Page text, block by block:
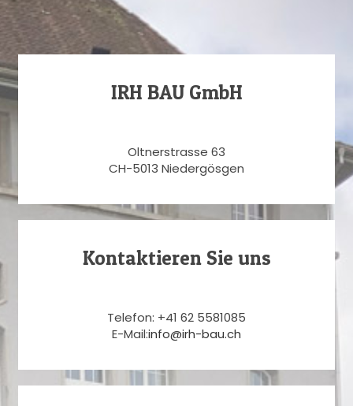
IRH BAU GmbH
Oltnerstrasse 63
CH-5013 Niedergösgen
Kontaktieren Sie uns
Telefon: +41 62 5581085
E-Mail:info@irh-bau.ch